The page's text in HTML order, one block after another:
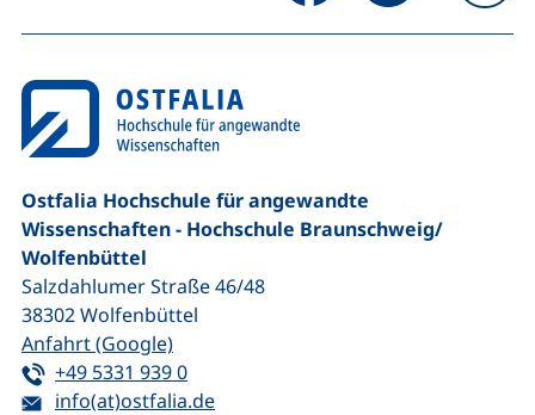
Ostfalia Hochschule für angewandte
Wissenschaften - Hochschule Braunschweig/​
Wolfenbüttel
Salzdahlumer Straße 46/48
38302Wolfenbüttel
Anfahrt (Google)(externer Link, öffnet neues Fenster)
Tel:
+49 5331 939 0(startet einen Telefonanruf, wenn Ihr
E-Mail:
info(at)ostfalia.de(öffnet Ihr E-Mail-Programm)